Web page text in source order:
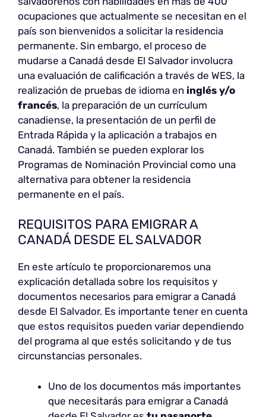
ocupaciones que actualmente se necesitan en el
país son bienvenidos a solicitar la residencia
permanente. Sin embargo, el proceso de
mudarse a Canadá desde El Salvador involucra
una evaluación de calificación a través de WES, la
realización de pruebas de idioma en inglés y/o
francés, la preparación de un currículum
canadiense, la presentación de un perfil de
Entrada Rápida y la aplicación a trabajos en
Canadá. También se pueden explorar los
Programas de Nominación Provincial como una
alternativa para obtener la residencia
permanente en el país.
REQUISITOS PARA EMIGRAR A
CANADÁ DESDE EL SALVADOR
En este artículo te proporcionaremos una
explicación detallada sobre los requisitos y
documentos necesarios para emigrar a Canadá
desde El Salvador. Es importante tener en cuenta
que estos requisitos pueden variar dependiendo
del programa al que estés solicitando y de tus
circunstancias personales.
Uno de los documentos más importantes
que necesitarás para emigrar a Canadá